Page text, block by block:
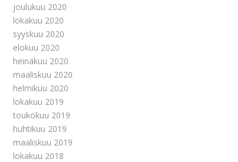
joulukuu 2020
lokakuu 2020
syyskuu 2020
elokuu 2020
heinäkuu 2020
maaliskuu 2020
helmikuu 2020
lokakuu 2019
toukokuu 2019
huhtikuu 2019
maaliskuu 2019
lokakuu 2018